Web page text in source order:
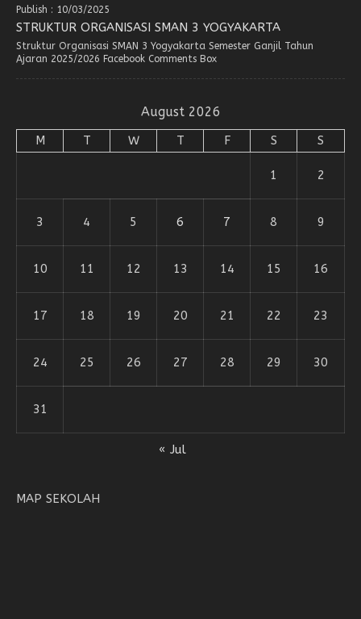
Publish : 10/03/2025
STRUKTUR ORGANISASI SMAN 3 YOGYAKARTA
Struktur Organisasi SMAN 3 Yogyakarta Semester Ganjil Tahun
Ajaran 2025/2026 Facebook Comments Box
August 2026
M T W T F S S
1 2
3 4 5 6 7 8 9
10 11 12 13 14 15 16
17 18 19 20 21 22 23
24 25 26 27 28 29 30
31
« Jul
MAP SEKOLAH